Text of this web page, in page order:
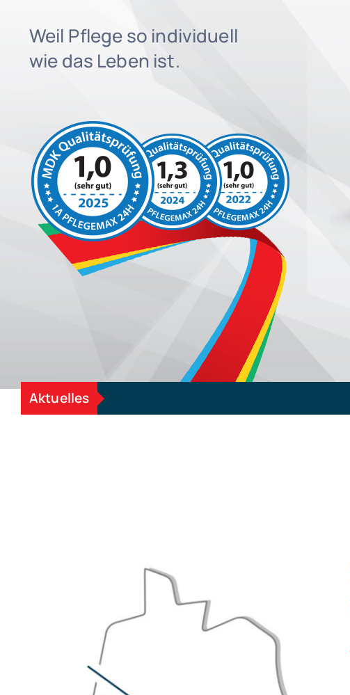
Weil Pflege so individuell
wie das Leben ist.
Aktuelles